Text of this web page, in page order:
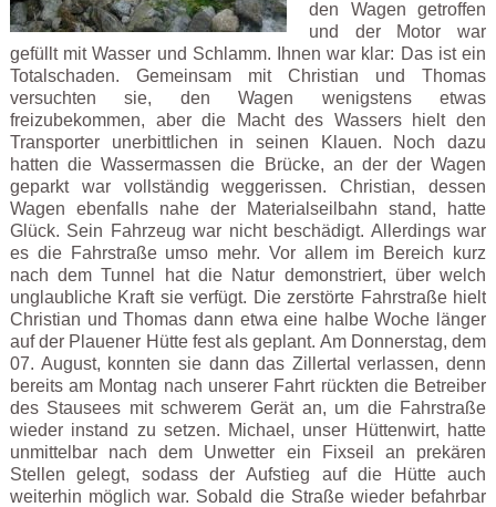
den Wagen getroffen
und der Motor war
gefüllt mit Wasser und Schlamm. Ihnen war klar: Das ist ein
Totalschaden. Gemeinsam mit Christian und Thomas
versuchten sie, den Wagen wenigstens etwas
freizubekommen, aber die Macht des Wassers hielt den
Transporter unerbittlichen in seinen Klauen. Noch dazu
hatten die Wassermassen die Brücke, an der der Wagen
geparkt war vollständig weggerissen. Christian, dessen
Wagen ebenfalls nahe der Materialseilbahn stand, hatte
Glück. Sein Fahrzeug war nicht beschädigt. Allerdings war
es die Fahrstraße umso mehr. Vor allem im Bereich kurz
nach dem Tunnel hat die Natur demonstriert, über welch
unglaubliche Kraft sie verfügt. Die zerstörte Fahrstraße hielt
Christian und Thomas dann etwa eine halbe Woche länger
auf der Plauener Hütte fest als geplant. Am Donnerstag, dem
07. August, konnten sie dann das Zillertal verlassen, denn
bereits am Montag nach unserer Fahrt rückten die Betreiber
des Stausees mit schwerem Gerät an, um die Fahrstraße
wieder instand zu setzen. Michael, unser Hüttenwirt, hatte
unmittelbar nach dem Unwetter ein Fixseil an prekären
Stellen gelegt, sodass der Aufstieg auf die Hütte auch
weiterhin möglich war. Sobald die Straße wieder befahrbar